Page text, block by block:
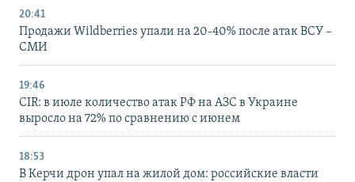
20:41
Продажи Wildberries упали на 20-40% после атак ВСУ –
СМИ
19:46
CIR: в июле количество атак РФ на АЗС в Украине
выросло на 72% по сравнению с июнем
18:53
В Керчи дрон упал на жилой дом: российские власти